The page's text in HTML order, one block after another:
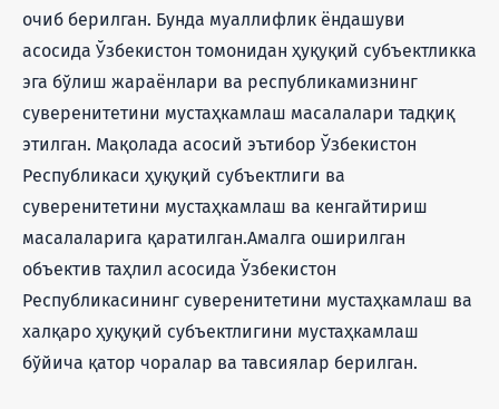
очиб берилган. Бунда муаллифлик ёндашуви
асосида Ўзбекистон томонидан ҳуқуқий субъектликка
эга бўлиш жараёнлари ва республикамизнинг
суверенитетини мустаҳкамлаш масалалари тадқиқ
этилган. Мақолада асосий эътибор Ўзбекистон
Республикаси ҳуқуқий субъектлиги ва
суверенитетини мустаҳкамлаш ва кенгайтириш
масалаларига қаратилган.Амалга оширилган
объектив таҳлил асосида Ўзбекистон
Республикасининг суверенитетини мустаҳкамлаш ва
халқаро ҳуқуқий субъектлигини мустаҳкамлаш
бўйича қатор чоралар ва тавсиялар берилган.